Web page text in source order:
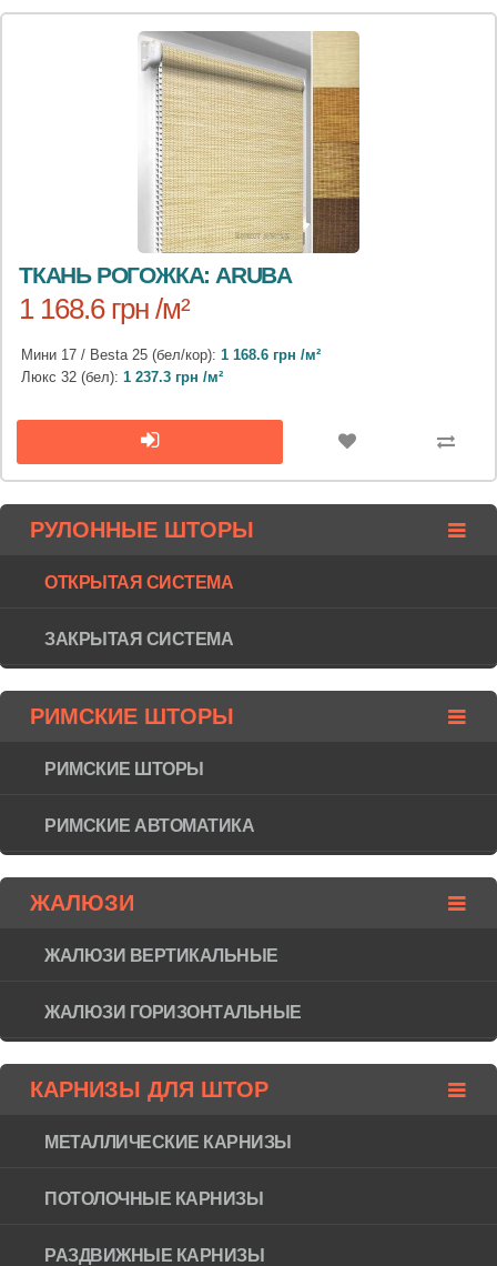
ТКАНЬ РОГОЖКА: ARUBA
1 168.6 грн /м²
Мини 17 / Besta 25 (бел/кор): 1 168.6 грн /м²
Люкс 32 (бел): 1 237.3 грн /м²
РУЛОННЫЕ ШТОРЫ
ОТКРЫТАЯ СИСТЕМА
ЗАКРЫТАЯ СИСТЕМА
РИМСКИЕ ШТОРЫ
РИМСКИЕ ШТОРЫ
РИМСКИЕ АВТОМАТИКА
ЖАЛЮЗИ
ЖАЛЮЗИ ВЕРТИКАЛЬНЫЕ
ЖАЛЮЗИ ГОРИЗОНТAЛЬНЫЕ
КАРНИЗЫ ДЛЯ ШТОР
МЕТАЛЛИЧЕСКИЕ КАРНИЗЫ
ПОТОЛОЧНЫЕ КАРНИЗЫ
РАЗДВИЖНЫЕ КАРНИЗЫ